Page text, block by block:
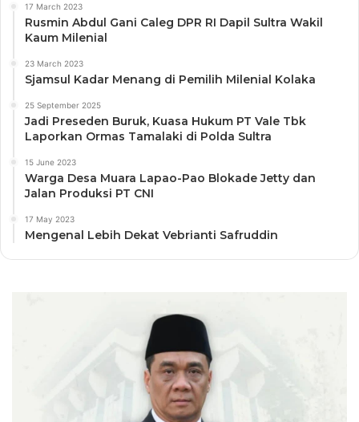
17 March 2023
Rusmin Abdul Gani Caleg DPR RI Dapil Sultra Wakil
Kaum Milenial
23 March 2023
Sjamsul Kadar Menang di Pemilih Milenial Kolaka
25 September 2025
Jadi Preseden Buruk, Kuasa Hukum PT Vale Tbk
Laporkan Ormas Tamalaki di Polda Sultra
15 June 2023
Warga Desa Muara Lapao-Pao Blokade Jetty dan
Jalan Produksi PT CNI
17 May 2023
Mengenal Lebih Dekat Vebrianti Safruddin